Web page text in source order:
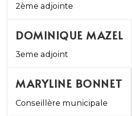
2ème adjointe
DOMINIQUE MAZEL
3eme adjoint
MARYLINE BONNET
Conseillère municipale